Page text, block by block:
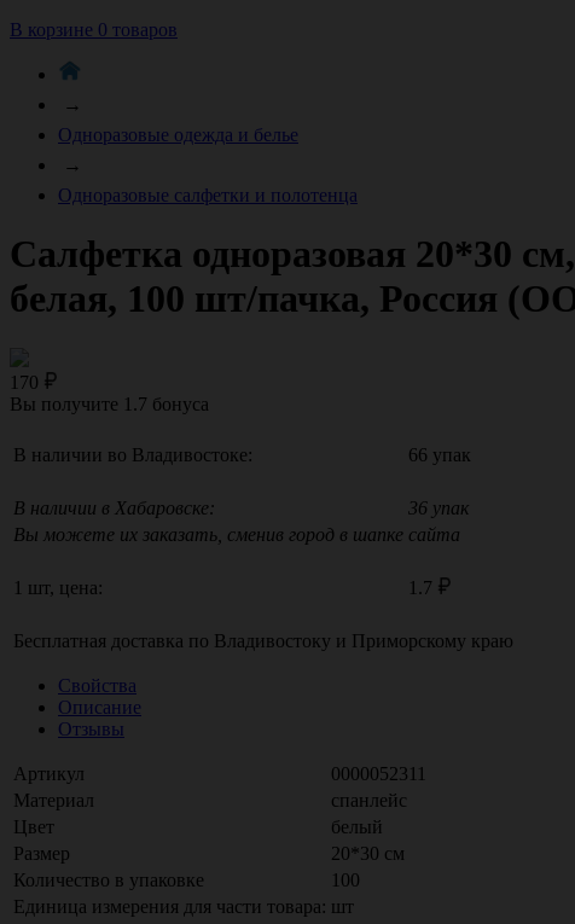
В корзине 0 товаров
→
Одноразовые одежда и белье
→
Одноразовые салфетки и полотенца
Салфетка одноразовая 20*30
белая, 100 шт/пачка, Россия
170
Вы получите 1.7 бонуса
В наличии во Владивостоке: 66 упак
В наличии в Хабаровске:
36 упак
Вы можете их заказать, сменив город в шапке сайта
1 шт, цена: 1.7
Бесплатная доставка по Владивостоку и Приморскому краю
Свойства
Описание
Отзывы
Артикул
0000052311
Материал
спанлейс
Цвет
белый
Размер
20*30 см
Количество в упаковке
100
Единица измерения для части товара: шт